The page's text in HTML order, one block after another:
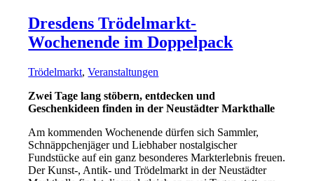
Dresdens Trödelmarkt-
Wochenende im Doppelpack
Trödelmarkt,Veranstaltungen
Zwei Tage lang stöbern, entdecken und
Geschenkideen finden in der Neustädter Markthalle
Am kommenden Wochenende dürfen sich Sammler,
Schnäppchenjäger und Liebhaber nostalgischer
Fundstücke auf ein ganz besonderes Markterlebnis freuen.
Der Kunst-, Antik- und Trödelmarkt in der Neustädter